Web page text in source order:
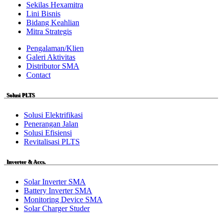
Sekilas Hexamitra
Lini Bisnis
Bidang Keahlian
Mitra Strategis
Pengalaman/Klien
Galeri Aktivitas
Distributor SMA
Contact
Solusi PLTS
Solusi Elektrifikasi
Penerangan Jalan
Solusi Efisiensi
Revitalisasi PLTS
Inverter & Accs.
Solar Inverter SMA
Battery Inverter SMA
Monitoring Device SMA
Solar Charger Studer